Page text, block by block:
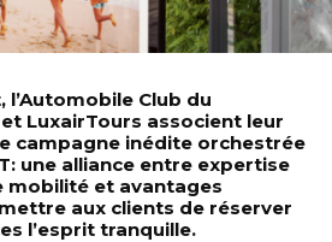
l’Automobile Club du
LuxairTours associent leur
campagne inédite orchestrée
une alliance entre expertise
mobilité et avantages
aux clients de réserver
l’esprit tranquille.